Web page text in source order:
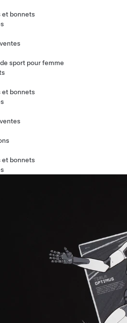
et bonnets
sport pour femme
et bonnets
et bonnets